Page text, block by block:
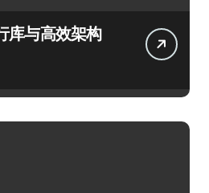
库与高效架构